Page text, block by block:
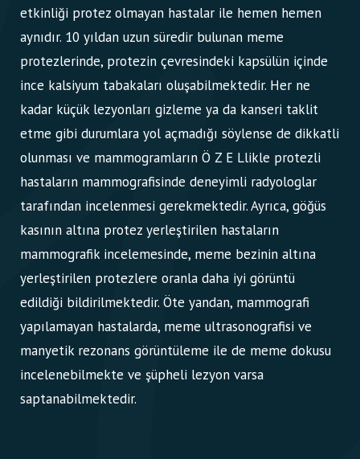
etkinliği protez olmayan hastalar ile hemen hemen
aynıdır. 10 yıldan uzun süredir bulunan meme
protezlerinde, protezin çevresindeki kapsülün içinde
ince kalsiyum tabakaları oluşabilmektedir. Her ne
kadar küçük lezyonları gizleme ya da kanseri taklit
etme gibi durumlara yol açmadığı söylense de dikkatli
olunması ve mammogramların Ö Z E Llikle protezli
hastaların mammografisinde deneyimli radyologlar
tarafından incelenmesi gerekmektedir. Ayrıca, göğüs
kasının altına protez yerleştirilen hastaların
mammografik incelemesinde, meme bezinin altına
yerleştirilen protezlere oranla daha iyi görüntü
edildiği bildirilmektedir. Öte yandan, mammografi
yapılamayan hastalarda, meme ultrasonografisi ve
manyetik rezonans görüntüleme ile de meme dokusu
incelenebilmekte ve şüpheli lezyon varsa
saptanabilmektedir.